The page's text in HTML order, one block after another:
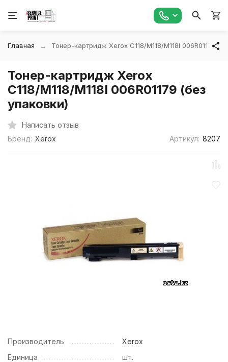
Главная Тонер-картридж Xerox C118/M118/M118I 006R01179
Тонер-картридж Xerox
C118/M118/M118I 006R01179 (без
упаковки)
Написать отзыв
Бренд: Xerox Артикул: 8207
Производитель
Xerox
Единица
шт.